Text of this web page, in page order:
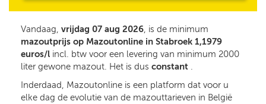
Vandaag, vrijdag 07 aug 2026, is de minimum
mazoutprijs op Mazoutonline in Stabroek 1,1979
euros/l incl. btw voor een levering van minimum 2000
liter gewone mazout. Het is dus constant .
Inderdaad, Mazoutonline is een platform dat voor u
elke dag de evolutie van de mazouttarieven in België